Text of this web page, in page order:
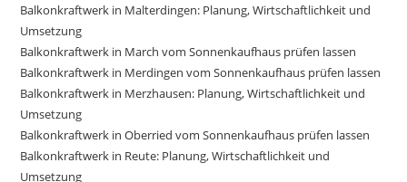
Balkonkraftwerk in Malterdingen: Planung, Wirtschaftlichkeit und
Umsetzung
Balkonkraftwerk in March vom Sonnenkaufhaus prüfen lassen
Balkonkraftwerk in Merdingen vom Sonnenkaufhaus prüfen lassen
Balkonkraftwerk in Merzhausen: Planung, Wirtschaftlichkeit und
Umsetzung
Balkonkraftwerk in Oberried vom Sonnenkaufhaus prüfen lassen
Balkonkraftwerk in Reute: Planung, Wirtschaftlichkeit und
Umsetzung